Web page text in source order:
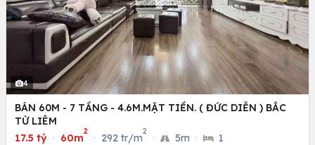
4
BÁN 60M - 7 TẦNG - 4.6M.MẶT TIỀN. ( ĐỨC DIỄN ) BẮC
TỪ LIÊM
17.5 tỷ · 60m
2
· 292 tr/m
2
· 5m · 1